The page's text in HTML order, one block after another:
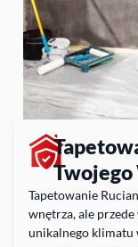
Tapetowanie
wnętrza, ale
unikalnego klimatu